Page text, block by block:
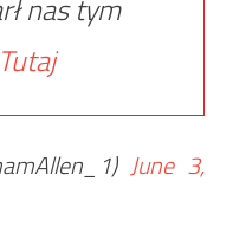
nas tym
Tutaj
June 3,